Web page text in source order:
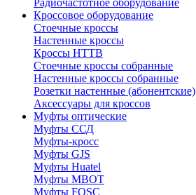
Кроссовое оборудование
Стоечные кроссы
Настенные кроссы
Кроссы HTTB
Стоечные кроссы собранные
Настенные кроссы собранные
Розетки настенные (абонентские)
Аксессуары для кроссов
Муфты оптические
Муфты ССД
Муфты-кросс
Муфты GJS
Муфты Huatel
Муфты МВОТ
Муфты FOSC